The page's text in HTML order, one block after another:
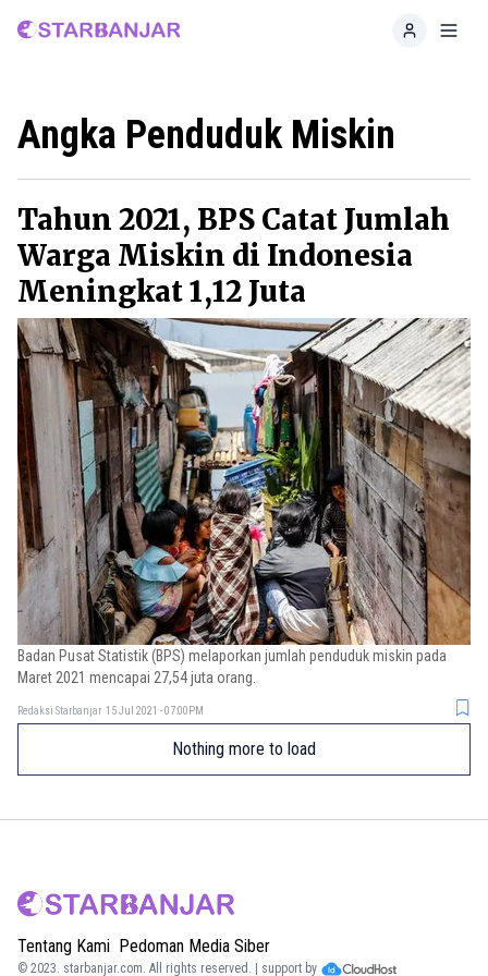
Home
Angka Penduduk Miskin
Tahun 2021, BPS Catat Jumlah
Warga Miskin di Indonesia
Meningkat 1,12 Juta
Badan Pusat Statistik (BPS) melaporkan jumlah penduduk miskin pada
Maret 2021 mencapai 27,54 juta orang.
Redaksi Starbanjar 15 Jul 2021 - 07:00PM
Nothing more to load
Tentang Kami Pedoman Media Siber
© 2023. starbanjar.com. All rights reserved. | support by